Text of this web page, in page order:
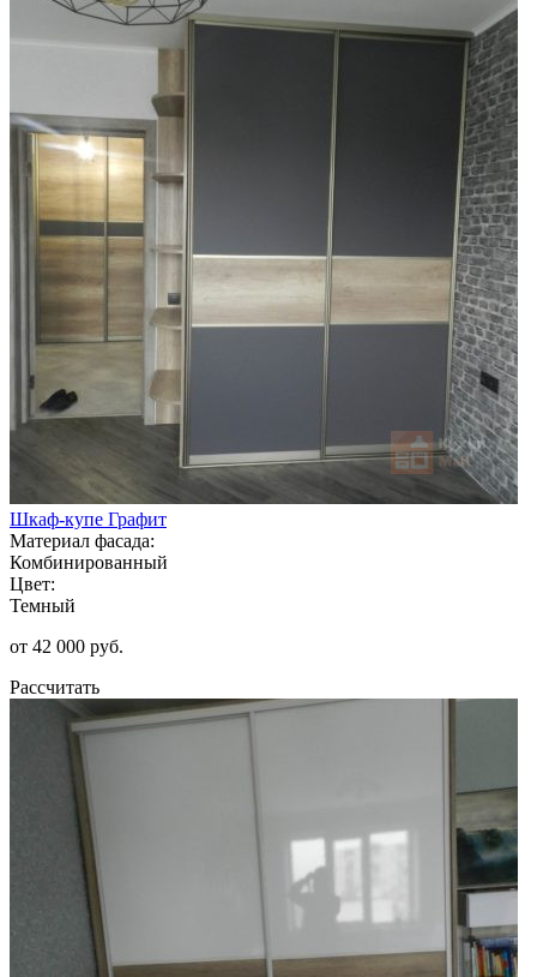
Шкаф-купе Графит
Материал фасада:
Комбинированный
Цвет:
Темный
от 42 000 руб.
Рассчитать